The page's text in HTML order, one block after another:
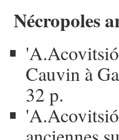
Nécropoles
Cauvin à
32 p.